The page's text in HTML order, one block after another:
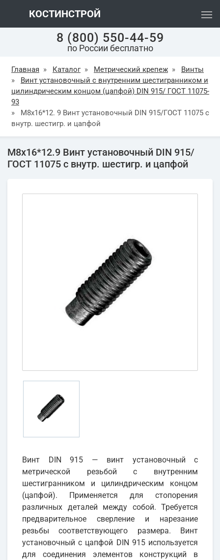
КОСТИНСТРОЙ
8 (800) 550-44-59
по России бесплатно
Главная » Каталог » Метрический крепеж »
Винты
»
Винт установочный с внутренним шестигранником и
цилиндрическим концом (цапфой) DIN 915/ ГОСТ 11075-
93
»
М8х16*12. 9 Винт установочный DIN 915/ГОСТ 11075 с
внутр. шестигр. и цапфой
М8х16*12.9 Винт установочный DIN 915/
ГОСТ 11075 с внутр. шестигр. и цапфой
Винт DIN 915 — винт установочный с
метрической резьбой с внутренним
шестигранником и цилиндрическим концом
(цапфой). Применяется для стопорения
различных деталей между собой. Требуется
предварительное сверление и нарезание
резьбы соответствующего размера. Винт
установочный с цапфой DIN 915 используется
для соединения элементов конструкций в